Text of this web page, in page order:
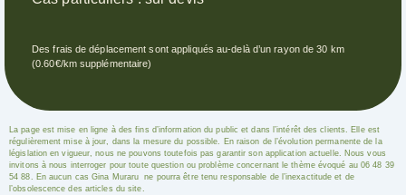
Des frais de déplacement sont appliqués au-delà d’un rayon de 30 km
(0.60€/km supplémentaire)
La page est mise en ligne à des fins d’information du public et dans l’intérêt des clients. Elle est
régulièrement mise à jour, dans la mesure du possible. En raison de l’évolution permanente de la
législation en vigueur, nous ne pouvons toutefois pas garantir son application actuelle. Nous vous
invitons à nous interroger pour toute question ou problème concernant le thème évoqué au 06 48 39
54 88. En aucun casGina Muraru ne pourra être tenu responsable de l’inexactitude et de
l’obsolescence des articles du site.